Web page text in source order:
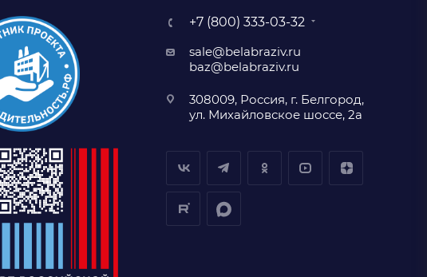
+7 (800) 333-03-32
sale@belabraziv.ru
baz@belabraziv.ru
308009, Россия, г. Белгород,
ул. Михайловское шоссе, 2а